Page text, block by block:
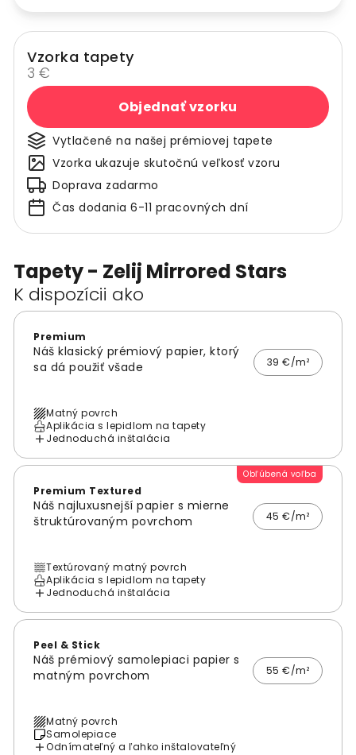
Tapety - Zelij Mirrored Stars
K dispozícii ako
Premium
Náš klasický prémiový papier, ktorý
sa dá použiť všade
39 €/m²
Matný povrch
Aplikácia s lepidlom na tapety
Jednoduchá inštalácia
Obľúbená voľba
Premium Textured
Náš najluxusnejší papier s mierne
štruktúrovaným povrchom
45 €/m²
Textúrovaný matný povrch
Aplikácia s lepidlom na tapety
Jednoduchá inštalácia
Peel & Stick
Náš prémiový samolepiaci papier s
matným povrchom
55 €/m²
Matný povrch
Samolepiace
Odnímateľný a ľahko inštalovateľný
Vzorka tapety
3 €
Objednať vzorku
Vytlačené na našej prémiovej tapete
Vzorka ukazuje skutočnú veľkosť vzoru
Doprava zadarmo
Čas dodania 6-11 pracovných dní